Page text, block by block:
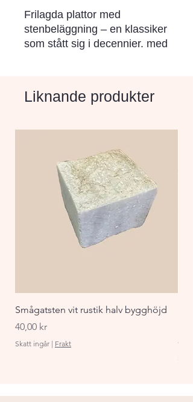
Frilagda plattor med
stenbeläggning – en klassiker
som stått sig i decennier. med
harmonisk beläggning som
Liknande produkter
Smågatsten vit rustik halv bygghöjd
Pris
40,00 kr
Skatt ingår | Frakt
Pris